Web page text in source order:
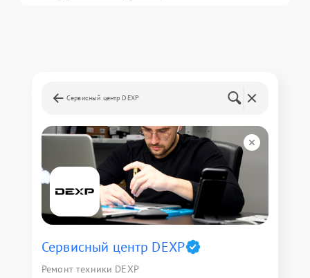
Сервисный центр DEXP
Сервисный центр DEXP
Ремонт техники DEXP